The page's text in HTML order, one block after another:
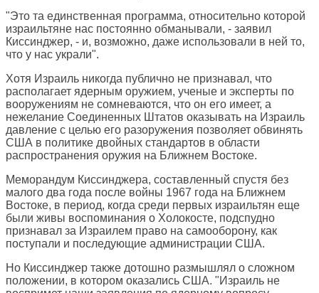
"Это та единственная программа, относительно которой
израильтяне нас постоянно обманывали, - заявил
Киссинджер, - и, возможно, даже использовали в ней то,
что у нас украли".
Хотя Израиль никогда публично не признавал, что
располагает ядерным оружием, ученые и эксперты по
вооружениям не сомневаются, что он его имеет, а
нежелание Соединенных Штатов оказывать на Израиль
давление с целью его разоружения позволяет обвинять
США в политике двойных стандартов в области
распространения оружия на Ближнем Востоке.
Меморандум Киссинджера, составленный спустя без
малого два года после войны 1967 года на Ближнем
Востоке, в период, когда среди первых израильтян еще
были живы воспоминания о Холокосте, подспудно
признавал за Израилем право на самооборону, как
поступали и последующие администрации США.
Но Киссинджер также дотошно размышлял о сложном
положении, в котором оказались США. "Израиль не